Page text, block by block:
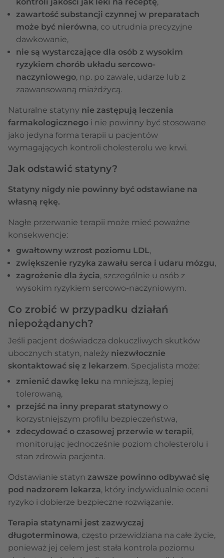
zawartość substancji czynnej w preparatach
może być nierówna, co utrudnia precyzyjne
dawkowanie,
nie są wystarczające dla osób z wysokim
ryzykiem chorób układu sercowo-
naczyniowego, np. po zawale, udarze lub z
zaawansowaną miażdżycą.
Naturalne statyny nie zastępują leczenia
farmakologicznego i nie powinny być stosowane
jako jedyna forma terapii u pacjentów
wymagających kontroli cholesterolu we krwi.
Jak odstawić statyny?
Statyny nigdy nie powinny być odstawiane na
własną rękę.
Nagłe przerwanie terapii może mieć poważne
konsekwencje:
gwałtowny wzrost poziomu LDL,
zwiększenie ryzyka zawału serca i udaru mózgu,
zagrożenie dla życia, szczególnie u osób z
wysokim ryzykiem sercowo-naczyniowym.
Co zrobić w przypadku działań
niepożądanych?
Jeśli pacjent doświadcza dokuczliwych skutków
ubocznych statyn, należy niezwłocznie
skontaktować się z lekarzem. Specjalista może:
zmienić dawkę leku na mniejszą, lepiej
tolerowaną,
przejść na inny preparat statynowy o
korzystniejszym profilu bezpieczeństwa,
zdecydować o czasowej przerwie w terapii,
monitorując jednocześnie poziom cholesterolu i
stan zdrowia pacjenta.
Odstawianie statyn zawsze powinno odbywać się
pod nadzorem lekarza, który indywidualnie oceni
ryzyko i dobierze bezpieczne rozwiązanie.
Terapia statynami jest zazwyczaj
długoterminowa, często przewidziana na całe życie,
ponieważ jej celem jest stała kontrola poziomu